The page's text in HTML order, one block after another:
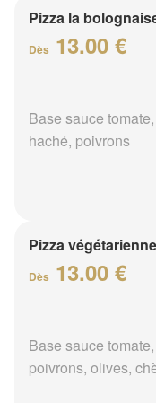
Pizza la
Dès 13.00 €
Base sauce
haché, poivrons
Pizza végétarienne
Dès 13.00 €
Base sauce
poivrons, olives,